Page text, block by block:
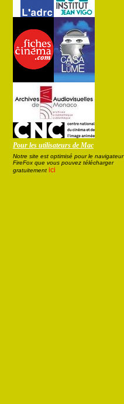
Pour les utilisateurs de Mac
Notre site est optimisé pour le navigateur
FireFox que vous pouvez télécharger
gratuitement ici